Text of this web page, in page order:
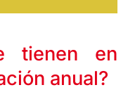
tienen en
anual?